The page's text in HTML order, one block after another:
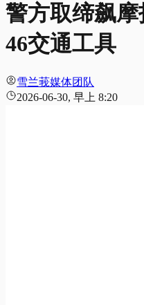
警方取缔飙
46交通工具
雪兰莪媒体团队
2026-06-30, 早上 8:20